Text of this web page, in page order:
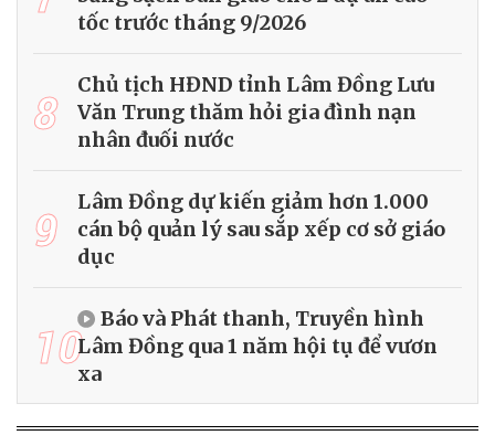
tốc trước tháng 9/2026
8
Chủ tịch HĐND tỉnh Lâm Đồng Lưu
Văn Trung thăm hỏi gia đình nạn
nhân đuối nước
9
Lâm Đồng dự kiến giảm hơn 1.000
cán bộ quản lý sau sắp xếp cơ sở giáo
dục
10
Báo và Phát thanh, Truyền hình
Lâm Đồng qua 1 năm hội tụ để vươn
xa